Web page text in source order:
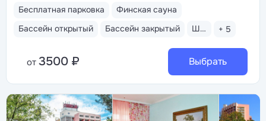
Бесплатная парковка
Финская сауна
Бассейн открытый
Бассейн закрытый Шведский стол + 5
от 3500 ₽ Выбрать